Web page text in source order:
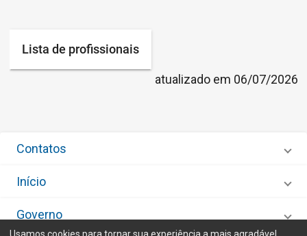
Lista de profissionais
atualizado em 06/07/2026
Contatos
Início
Governo